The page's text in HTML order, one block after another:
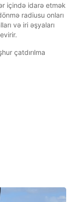
içində idarə etmək
radiusu onları
və iri əşyaları
çatdırılma